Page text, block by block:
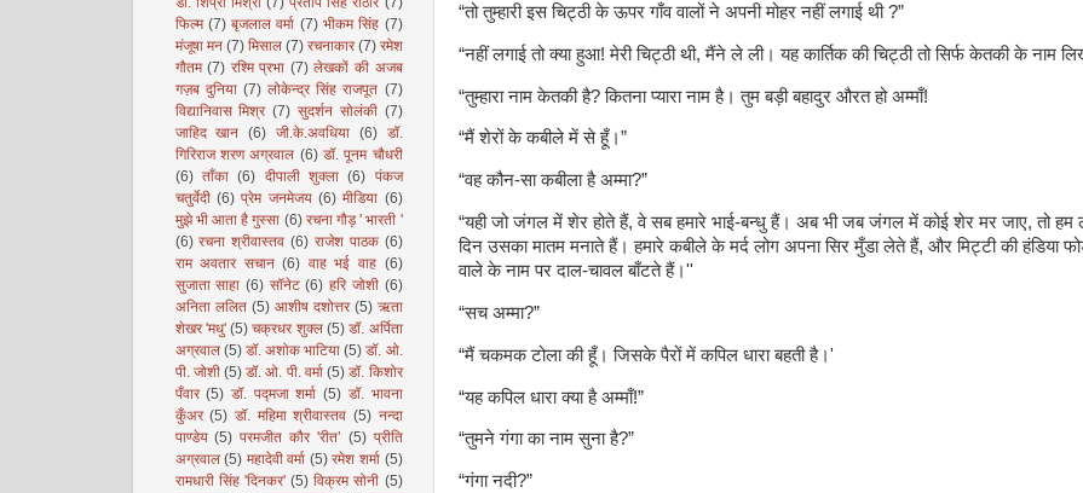
“तो तुम्हारी इस चिट्ठी के ऊपर गाँव वालों ने अपनी मोहर नहीं लगाई थी ?”
“नहीं लगाई तो क्‍या हुआ! मेरी चिट्ठी थी, मैंने ले ली। यह कार्तिक की चिट्ठी तो सिर्फ केतकी के नाम
“तुम्हारा नाम केतकी है? कितना प्यारा नाम है। तुम बड़ी बहादुर औरत हो अम्माँ!
“मैं शेरों के कबीले में से हूँ।”
“वह कौन-सा कबीला है अम्मा?”
“यही जो जंगल में शेर होते हैं, वे सब हमारे भाई-बन्धु हैं। अब भी जब जंगल में कोई शेर मर जाए, तो हम
दिन उसका मातम मनाते हैं। हमारे कबीले के मर्द लोग अपना सिर मुँडा लेते हैं, और मिट्टी की हंडिया
वाले के नाम पर दाल-चावल बाँटते हैं।''
“सच अम्मा?”
“मैं चकमक टोला की हूँ। जिसके पैरों में कपिल धारा बहती है।'
“यह कपिल धारा क्‍या है अम्माँ!”
“तुमने गंगा का नाम सुना है?”
“गंगा नदी?”
फिल्म (7) बृजलाल वर्मा (7) भीकम सिंह (7)
मंजूषा मन (7) मिसाल (7) रचनाकार (7) रमेश
गौतम (7) रश्मि प्रभा (7) लेखकों की अजब
गज़ब दुनिया (7) लोकेन्द्र सिंह राजपूत (7)
विद्यानिवास मिश्र (7) सुदर्शन सोलंकी (7)
जाहिद खान (6) जी.के.अवधिया (6) डॉ.
गिरिराज शरण अग्रवाल (6) डॉ. पूनम चौधरी
(6) ताँका (6) दीपाली शुक्ला (6) पंकज
चतुर्वेदी (6) प्रेम जनमेजय (6) मीडिया (6)
मुझे भी आता है गुस्सा (6) रचना गौड़ ' भारती '
(6) रचना श्रीवास्तव (6) राजेश पाठक (6)
राम अवतार सचान (6) वाह भई वाह (6)
सुजाता साहा (6) सॉनेट (6) हरि जोशी (6)
अनिता ललित (5) आशीष दशोत्तर (5) ऋता
शेखर 'मधु' (5) चक्रधर शुक्ल (5) डॉ. अर्पिता
अग्रवाल (5) डॉ. अशोक भाटिया (5) डॉ. ओ.
पी. जोशी (5) डॉ. ओ. पी. वर्मा (5) डॉ. किशोर
पँवार (5) डॉ. पद्मजा शर्मा (5) डॉ. भावना
कुँअर (5) डॉ. महिमा श्रीवास्तव (5) नन्दा
पाण्डेय (5) परमजीत कौर 'रीत’ (5) प्रीति
अग्रवाल (5) महादेवी वर्मा (5) रमेश शर्मा (5)
रामधारी सिंह 'दिनकर' (5) विक्रम सोनी (5)